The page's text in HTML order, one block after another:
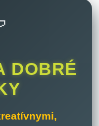
DOBRÉ